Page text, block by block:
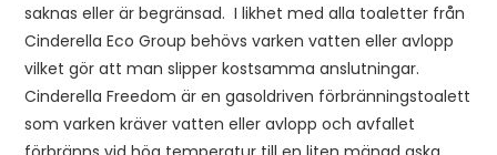
a
i
t
l
i
saknas eller är begränsad. I likhet med alla toaletter från
Cinderella Eco Group behövs varken vatten eller avlopp
vilket gör att man slipper kostsamma anslutningar.
Cinderella Freedom är en gasoldriven förbränningstoalett
som varken kräver vatten eller avlopp och avfallet